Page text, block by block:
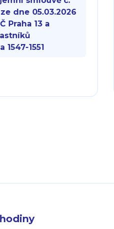
dne 05.03.2026
Praha 13 a
1547-1551